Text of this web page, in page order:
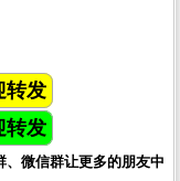
转发
转发
微信群让更多的朋友中